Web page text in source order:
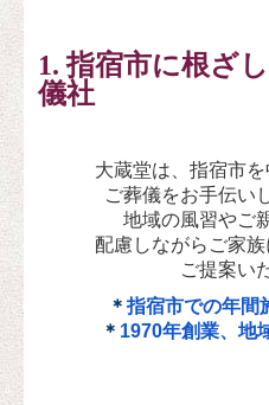
1. 指宿市に根ざ
儀社
大蔵堂は、指宿市
ご葬儀をお手伝い
地域の風習やご
配慮しながらご家
ご提案い
＊ 指宿市での年間
＊ 1970年創業、地